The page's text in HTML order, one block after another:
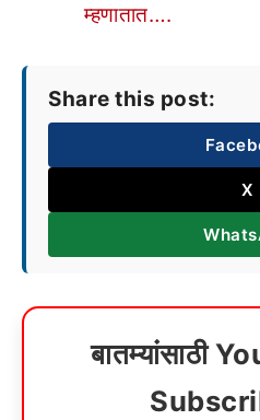
म्हणातात….
Share this post:
X
बातम्यांसाठी